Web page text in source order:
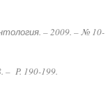
– 2009. – № 10-
– P. 190-199.